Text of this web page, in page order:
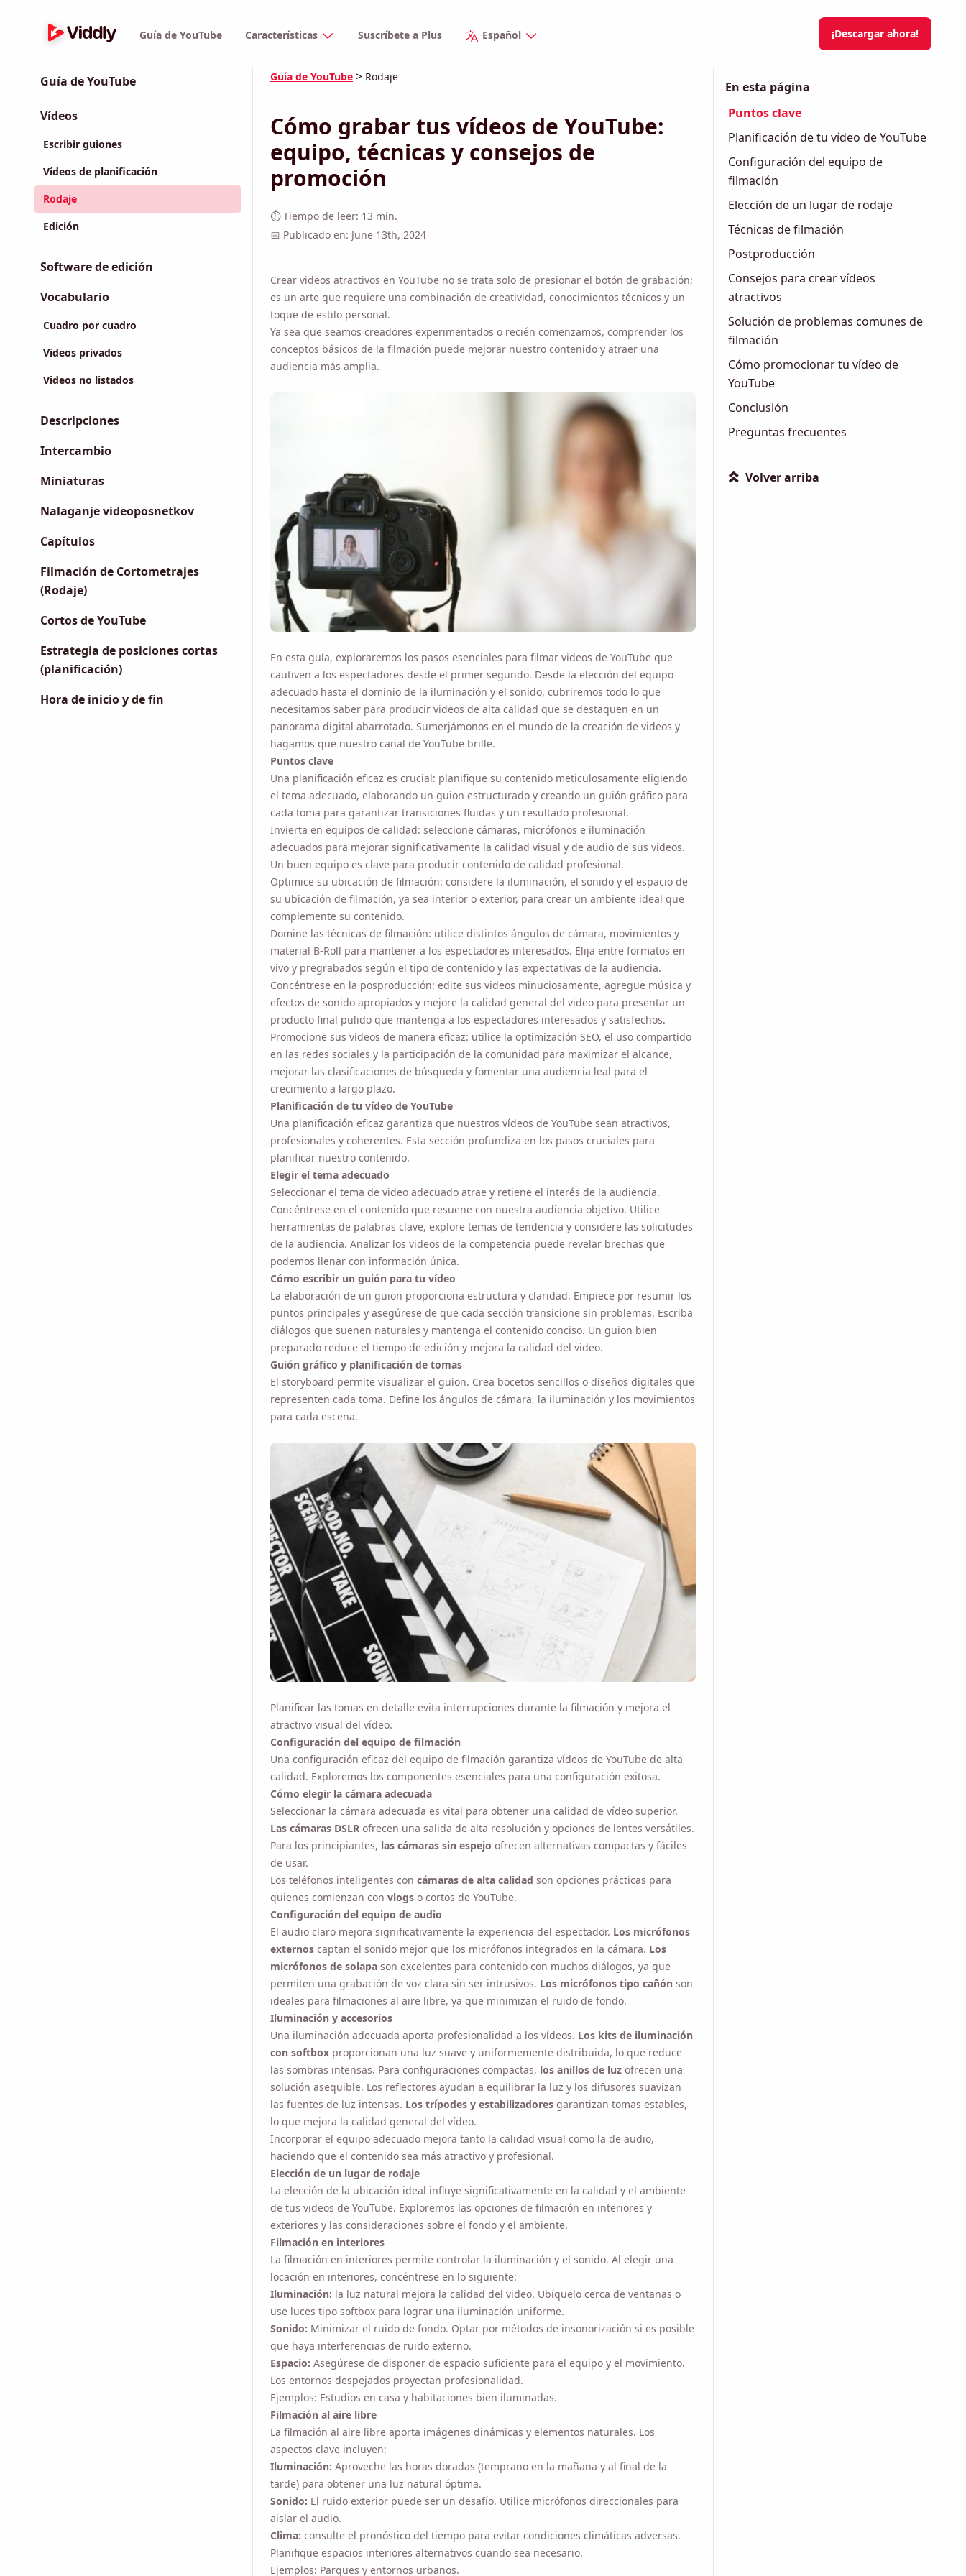
Guía de YouTube Características Suscríbete a Plus Español ¡Descargar ahora!
Guía de YouTube
Vídeos
Escribir guiones
Vídeos de planificación
Rodaje
Edición
Software de edición
Vocabulario
Cuadro por cuadro
Videos privados
Videos no listados
Descripciones
Intercambio
Miniaturas
Nalaganje videoposnetkov
Capítulos
Filmación de Cortometrajes
(Rodaje)
Cortos de YouTube
Estrategia de posiciones cortas
(planificación)
Hora de inicio y de fin
Guía de YouTube > Rodaje
Cómo grabar tus vídeos de YouTube:
equipo, técnicas y consejos de promoción
⏱ Tiempo de leer: 13 min.
📅 Publicado en: June 13th, 2024
Ya sea que seamos creadores experimentados o recién comenzamos, comprender los
conceptos básicos de la filmación puede mejorar nuestro contenido y atraer una
audiencia más amplia.
En esta guía, exploraremos los pasos esenciales para filmar videos de YouTube que
adecuado hasta el dominio de la iluminación y el sonido, cubriremos todo lo que
necesitamos saber para producir videos de alta calidad que se destaquen en un
panorama digital abarrotado. Sumerjámonos en el mundo de la creación de videos y
hagamos que nuestro canal de YouTube brille.
Puntos clave
Una planificación eficaz es crucial: planifique su contenido meticulosamente eligiendo el
toma para garantizar transiciones fluidas y un resultado profesional.
Invierta en equipos de calidad: seleccione cámaras, micrófonos e iluminación adecuados
para mejorar significativamente la calidad visual y de audio de sus videos. Un buen
equipo es clave para producir contenido de calidad profesional.
Optimice su ubicación de filmación: considere la iluminación, el sonido y el espacio de su
ubicación de filmación, ya sea interior o exterior, para crear un ambiente ideal que
complemente su contenido.
Domine las técnicas de filmación: utilice distintos ángulos de cámara, movimientos y
material B-Roll para mantener a los espectadores interesados. Elija entre formatos en vivo
y pregrabados según el tipo de contenido y las expectativas de la audiencia.
Concéntrese en la posproducción: edite sus videos minuciosamente, agregue música y
efectos de sonido apropiados y mejore la calidad general del video para presentar un
producto final pulido que mantenga a los espectadores interesados ​​y satisfechos.
Promocione sus videos de manera eficaz: utilice la optimización SEO, el uso compartido
en las redes sociales y la participación de la comunidad para maximizar el alcance,
mejorar las clasificaciones de búsqueda y fomentar una audiencia leal para el crecimiento
Planificación de tu vídeo de YouTube
Una planificación eficaz garantiza que nuestros vídeos de YouTube sean atractivos,
planificar nuestro contenido.
Elegir el tema adecuado
Seleccionar el
Concéntrese en el contenido que resuene con nuestra audiencia objetivo. Utilice
herramientas de palabras clave, explore temas de tendencia y considere las solicitudes
de la audiencia. Analizar los videos de la competencia puede revelar brechas que
podemos llenar con información única.
La elaboración de un guion proporciona estructura y claridad. Empiece por resumir los
puntos principales y asegúrese de que cada sección transicione sin problemas. Escriba
diálogos que suenen naturales y mantenga el contenido conciso. Un guion bien
preparado reduce el tiempo de edición y mejora la calidad del video.
Guión gráfico y planificación de tomas
El storyboard permite visualizar el guion. Crea bocetos sencillos o diseños digitales que
representen cada toma. Define los ángulos de cámara, la iluminación y los movimientos
para cada escena.
Planificar las tomas en detalle evita interrupciones durante la filmación y mejora el
calidad. Exploremos los componentes esenciales para una configuración exitosa.
Cómo elegir la cámara adecuada
Seleccionar la cámara adecuada es vital para obtener una calidad de vídeo superior.
Las cámaras DSLR
las cámaras sin espejo
ofrecen alternativas compactas y fáciles
Los teléfonos inteligentes con
cámaras de alta calidad
son opciones prácticas para
Configuración del equipo de audio
El audio claro mejora significativamente la experiencia del espectador.
externos
captan el sonido mejor que los micrófonos integrados en la cámara.
micrófonos de solapa
son excelentes para contenido con muchos diálogos, ya que
permiten una grabación de voz clara sin ser intrusivos.
Los micrófonos tipo cañón
ideales para filmaciones al aire libre, ya que minimizan el ruido de fondo.
Iluminación y accesorios
Una iluminación adecuada aporta profesionalidad a los vídeos.
proporcionan una luz suave y uniformemente distribuida, lo que reduce las
sombras intensas. Para configuraciones compactas,
solución asequible. Los reflectores ayudan a equilibrar la luz y los difusores suavizan las
Los trípodes y estabilizadoresgarantizan tomas estables, lo
que mejora la calidad general del vídeo.
Incorporar el equipo adecuado mejora tanto la calidad visual como la de audio, haciendo
que el contenido sea más atractivo y profesional.
Elección de un lugar de rodaje
La elección de la ubicación ideal influye significativamente en la calidad y el ambiente de
tus videos de YouTube. Exploremos las opciones de filmación en interiores y exteriores y
las consideraciones sobre el fondo y el ambiente.
La filmación en interiores permite controlar la iluminación y el sonido. Al elegir una locación
la luz natural mejora la calidad del video. Ubíquelo cerca de ventanas o use
luces tipo softbox para lograr una iluminación uniforme.
Minimizar el ruido de fondo. Optar por métodos de insonorización si es posible
que haya interferencias de ruido externo.
Asegúrese de disponer de espacio suficiente para el equipo y el movimiento.
Los entornos despejados proyectan profesionalidad.
Ejemplos: Estudios en casa y habitaciones bien iluminadas.
Filmación al aire libre
La filmación al aire libre aporta imágenes dinámicas y elementos naturales. Los aspectos
Aproveche las horas doradas (temprano en la mañana y al final de la tarde)
para obtener una luz natural óptima.
El ruido exterior puede ser un desafío. Utilice micrófonos direccionales para aislar
el audio.
consulte el pronóstico del tiempo para evitar condiciones climáticas adversas.
Ejemplos: Parques y entornos urbanos.
En esta página
Puntos clave
Planificación de tu vídeo de YouTube
Configuración del equipo de
filmación
Elección de un lugar de rodaje
Técnicas de filmación
Postproducción
Consejos para crear vídeos
atractivos
Solución de problemas comunes de
filmación
Cómo promocionar tu vídeo de
YouTube
Conclusión
Preguntas frecuentes
» Volver arriba
Recuérdamelo 🔔
Envíate un recordatorio para descargar Viddly cuando vuelvas a usar MacOS o PC con
Windows.